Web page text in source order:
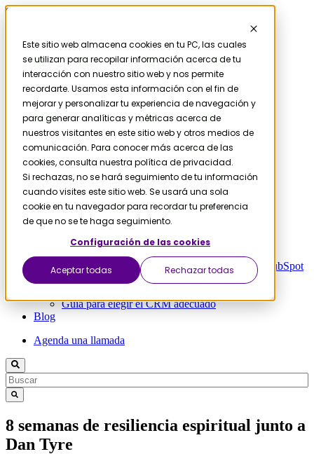
Este sitio web almacena cookies en tu PC, las cuales
se utilizan para recopilar información acerca de tu
interacción con nuestro sitio web y nos permite
recordarte. Usamos esta información con el fin de
mejorar y personalizar tu experiencia de navegación y
para generar analíticas y métricas acerca de
nuestros visitantes en este sitio web y otros medios de
comunicación. Para conocer más acerca de las
cookies, consulta nuestra política de privacidad.
Si rechazas, no se hará seguimiento de tu información
cuando visites este sitio web. Se usará una sola
cookie en tu navegador para recordar tu preferencia
de que no se te haga seguimiento.
Configuración de las cookies
Aceptar todas Rechazar todas
Skip to content
Contáctanos
Servicios
HubSpot
Migración
Salesforce a HubSpot
Microsoft D365 a HubSpot
Pipedrive a HubSpot
Zendesk a HubSpot
Recursos
El coste oculto de la mala implementación de HubSpot
Calcula el coste de la fricción entre equipos
Guía para elegir el CRM adecuado
Blog
Agenda una llamada
8 semanas de resiliencia espiritual junto a
Dan Tyre